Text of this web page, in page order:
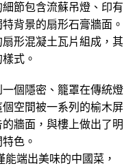
節包含流蘇吊燈、印有
背景的扇形石膏牆面。
形混凝土瓦片組成，其
式。
個隱密、籠罩在傳統燈
空間被一系列的榆木屏
牆面，與樓上做出了明
色。
端出美味的中國菜，